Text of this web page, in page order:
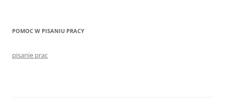
POMOC W PISANIU PRACY
pisanie prac